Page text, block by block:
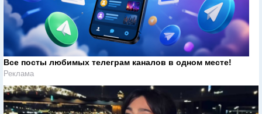
Все посты любимых телеграм каналов в одном месте!
Реклама